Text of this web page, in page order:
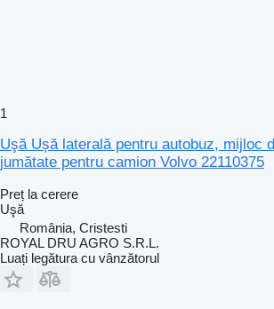
1
Uşă Ușă laterală pentru autobuz, mijloc
jumătate pentru camion Volvo 22110375
Preț la cerere
Uşă
România, Cristesti
ROYAL DRU AGRO S.R.L.
Luați legătura cu vânzătorul